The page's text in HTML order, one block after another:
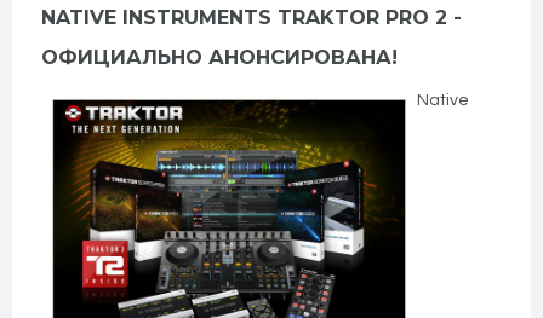
NATIVE INSTRUMENTS TRAKTOR PRO 2 -
ОФИЦИАЛЬНО АНОНСИРОВАНА!
Native